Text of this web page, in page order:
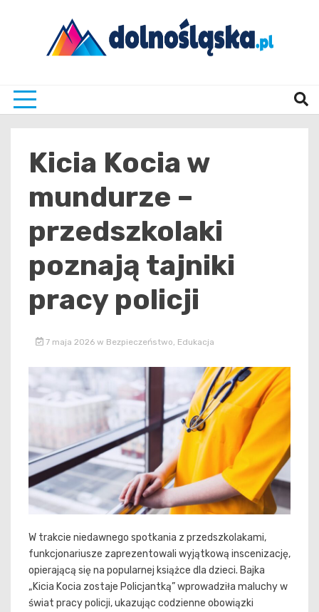
Kicia Kocia w
mundurze –
przedszkolaki
poznają tajniki
pracy policji
7 maja 2026 w Bezpieczeństwo Edukacja
W trakcie niedawnego spotkania z przedszkolakami,
funkcjonariusze zaprezentowali wyjątkową inscenizację,
opierającą się na popularnej książce dla dzieci. Bajka
„Kicia Kocia zostaje Policjantką” wprowadziła maluchy w
świat pracy policji, ukazując codzienne obowiązki